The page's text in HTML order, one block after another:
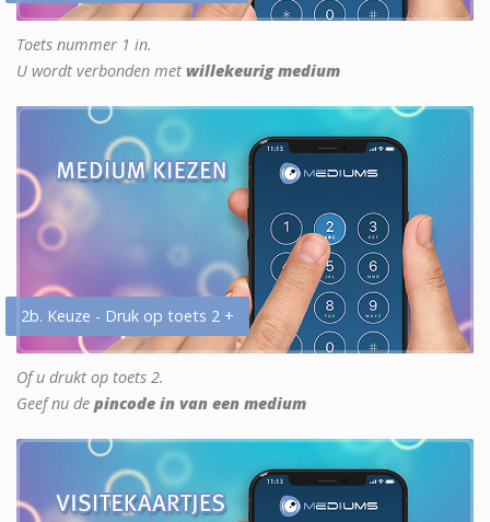
Toets nummer 1 in.
U wordt verbonden met willekeurig medium
2b. Keuze - Druk op toets 2 +
Of u drukt op toets 2.
Geef nu de pincode in van een medium